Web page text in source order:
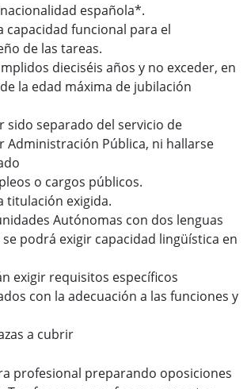
española*.
capacidad funcional para el
de las tareas.
dieciséis años y no exceder, en
la edad máxima de jubilación
sido separado del servicio de
Administración Pública, ni hallarse
o cargos públicos.
titulación exigida.
Autónomas con dos lenguas
se podrá exigir capacidad lingüística en
exigir requisitos específicos
con la adecuación a las funciones y
a cubrir
profesional preparando oposiciones